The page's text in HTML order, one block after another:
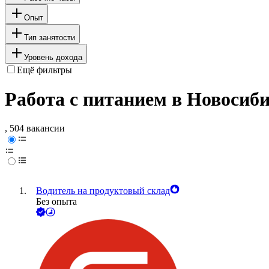
Опыт
Тип занятости
Уровень дохода
Ещё фильтры
Работа с питанием в
, 504 вакансии
Водитель на продуктовый склад
Без опыта